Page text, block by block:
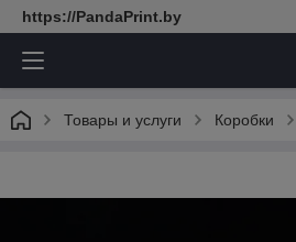
https://PandaPrint.by
Товары и услуги Коробки